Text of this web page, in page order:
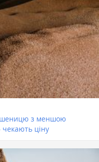
з меншою
ціну